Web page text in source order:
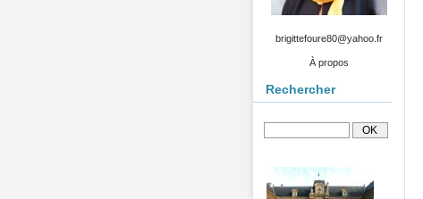
brigittefoure80@yahoo.fr
À propos
Rechercher